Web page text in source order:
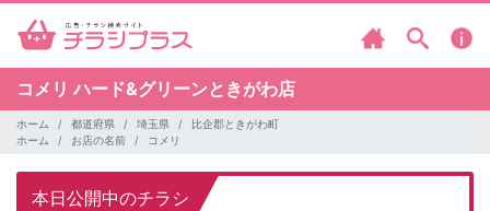
コメリハード&グリーンときがわ店
ホーム 都道府県 埼玉県
比企郡ときがわ町
ホーム
お店の名前 コメリ
本日公開中のチラシ